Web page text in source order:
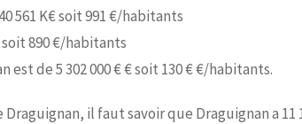
561 K€ soit 991 €/habitants
soit 890 €/habitants
de 5 302 000 € € soit 130 € €/habitants.
il faut savoir que Draguignan a 11